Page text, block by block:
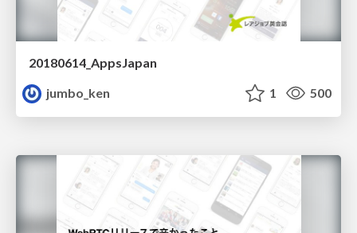
20180614_AppsJapan
jumbo_ken
1 500